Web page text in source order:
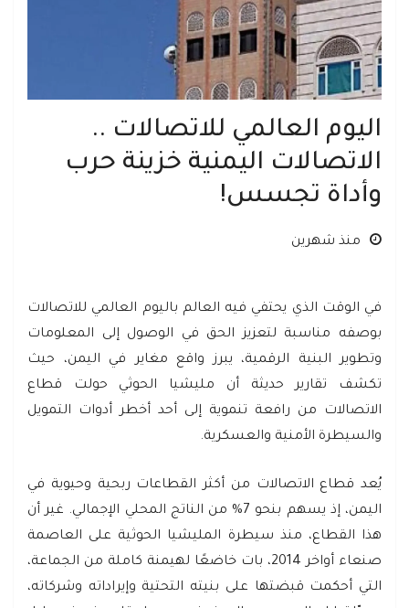
اليوم العالمي للاتصالات ..
الاتصالات اليمنية خزينة حرب
وأداة تجسس!
منذ شهرين
في الوقت الذي يحتفي فيه العالم باليوم العالمي للاتصالات
بوصفه مناسبة لتعزيز الحق في الوصول إلى المعلومات
وتطوير البنية الرقمية، يبرز واقع مغاير في اليمن، حيث
تكشف تقارير حديثة أن مليشيا الحوثي حولت قطاع
الاتصالات من رافعة تنموية إلى أحد أخطر أدوات التمويل
والسيطرة الأمنية والعسكرية.
يُعد قطاع الاتصالات من أكثر القطاعات ربحية وحيوية في
اليمن، إذ يسهم بنحو 7% من الناتج المحلي الإجمالي. غير أن
هذا القطاع، منذ سيطرة المليشيا الحوثية على العاصمة
صنعاء أواخر 2014، بات خاضعًا لهيمنة كاملة من الجماعة،
التي أحكمت قبضتها على بنيته التحتية وإيراداته وشركاته،